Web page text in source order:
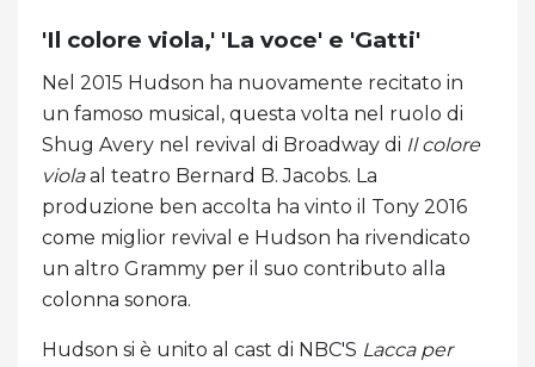
'Il colore viola,' 'La voce' e 'Gatti'
Nel 2015 Hudson ha nuovamente recitato in
un famoso musical, questa volta nel ruolo di
Shug Avery nel revival di Broadway di Il colore
violaal teatro Bernard B. Jacobs. La
produzione ben accolta ha vinto il Tony 2016
come miglior revival e Hudson ha rivendicato
un altro Grammy per il suo contributo alla
colonna sonora.
Hudson si è unito al cast di NBC'S Lacca per